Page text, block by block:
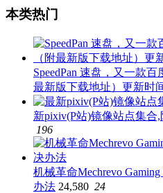
本类热门
SpeedPan 速盘，又一款
最新版下载地址）更新时
新pixiv(P站)镜像站点集合
196
机械革命Mechrevo
办法 24,580 24